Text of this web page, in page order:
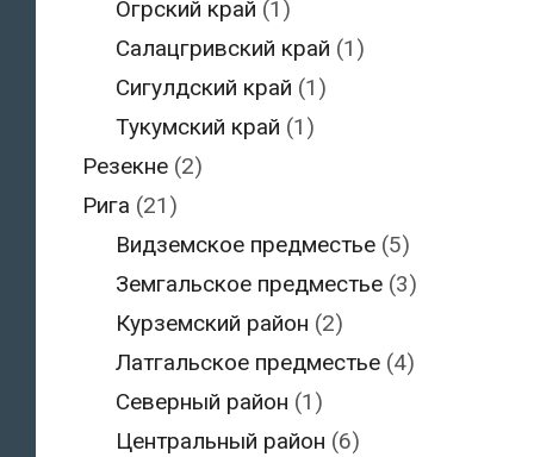
Огрский край (1)
Салацгривский край (1)
Сигулдский край (1)
Тукумский край (1)
Резекне(2)
Рига (21)
Видземское предместье (5)
Земгальское предместье (3)
Курземский район (2)
Латгальское предместье (4)
Северный район (1)
Центральный район (6)